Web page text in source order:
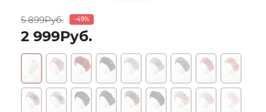
5 899Руб. -49%
2 999Руб.